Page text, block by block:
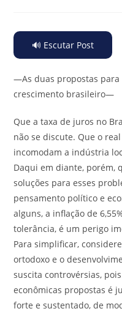
🔊 Escutar Post
—As duas propostas
crescimento brasileiro—
Que a taxa de juros no
não se discute. Que o
incomodam a indústria
Daqui em diante, porém,
soluções para esses
pensamento político e
alguns, a inflação de
tolerância, é um perigo
Para simplificar,
ortodoxo e o
suscita controvérsias,
econômicas propostas é
forte e sustentado, de